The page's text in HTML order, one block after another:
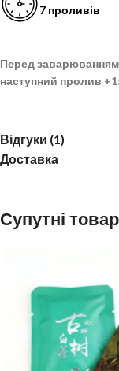
7 проливів
Перед
наступний пролив
Відгуки (1)
Доставка
Супутні